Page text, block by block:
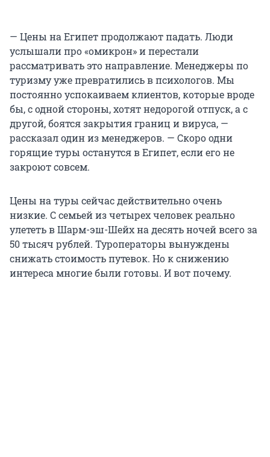
— Цены на Египет продолжают падать. Люди
услышали про «омикрон» и перестали
рассматривать это направление. Менеджеры по
туризму уже превратились в психологов. Мы
постоянно успокаиваем клиентов, которые вроде
бы, с одной стороны, хотят недорогой отпуск, а с
другой, боятся закрытия границ и вируса, —
рассказал один из менеджеров. — Скоро одни
горящие туры останутся в Египет, если его не
закроют совсем.
Цены на туры сейчас действительно очень
низкие. С семьей из четырех человек реально
улететь в Шарм-эш-Шейх на десять ночей всего за
50 тысяч рублей. Туроператоры вынуждены
снижать стоимость путевок. Но к снижению
интереса многие были готовы. И вот почему.